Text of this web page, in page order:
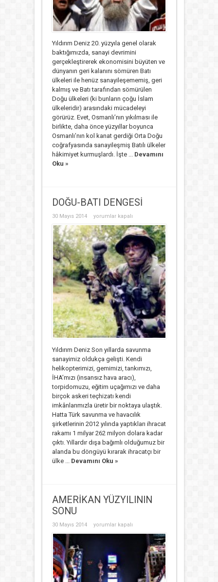
Yıldırım Deniz 20. yüzyıla genel olarak
baktığımızda, sanayi devrimini
gerçekleştirerek ekonomisini büyüten ve
dünyanın geri kalanını sömüren Batı
ülkeleri ile henüz sanayileşememiş, geri
kalmış ve Batı tarafından sömürülen
Doğu ülkeleri (ki bunların çoğu İslam
ülkeleridir) arasındaki mücadeleyi
görürüz. Evet, Osmanlı’nın yıkılması ile
birlikte, daha önce yüzyıllar boyunca
Osmanlı’nın kol kanat gerdiği Orta Doğu
coğrafyasında sanayileşmiş Batılı ülkeler
hâkimiyet kurmuşlardı. İşte ... Devamını
Oku »
DOĞU-BATI DENGESİ
30 Mayıs 2014
DOĞU-
DENGESİ
için
yorumlar kapalı
Yıldırım Deniz Son yıllarda savunma
sanayimiz oldukça gelişti. Kendi
helikopterimizi, gemimizi, tankımızı,
İHA’mızı (insansız hava aracı),
torpidomuzu, eğitim uçağımızı ve daha
birçok askeri teçhizatı kendi
imkânlarımızla üretir bir noktaya ulaştık.
Hatta Türk savunma ve havacılık
şirketlerinin 2012 yılında yaptıkları ihracat
rakamı 1 milyar 262 milyon dolara kadar
çıktı. Yıllardır dışa bağımlı olduğumuz bir
alanda bu döngüyü kırarak ihracatçı bir
ülke ... Devamını Oku »
AMERİKAN YÜZYILININ
SONU
30 Mayıs 2014
AMERİKAN
yorumlar kapalı